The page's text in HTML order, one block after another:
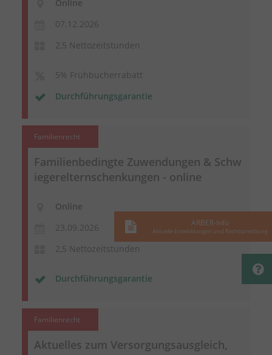
Online
07.12.2026
2,5 Nettozeitstunden
5% Frühbucherrabatt
Durchführungsgarantie
Familienrecht
Familienbedingte Zuwendungen & Schw
iegerelternschenkungen - online
Online
23.09.2026
2,5 Nettozeitstunden
Durchführungsgarantie
Familienrecht
Aktuelles zum Versorgungsausgleich,
ARBER-Info
Aktuelle Entwicklungen und Rechtsprechung